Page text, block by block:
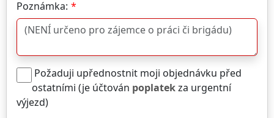
Poznámka:
Požaduji upřednostnit moji objednávku před
ostatními (je účtován poplatekza urgentní
výjezd)